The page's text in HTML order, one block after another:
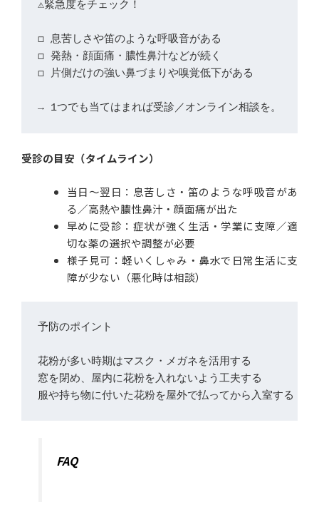
◻︎ 息苦しさや笛のような呼吸音がある
◻︎ 発熱・顔面痛・膿性鼻汁などが続く
◻︎ 片側だけの強い鼻づまりや嗅覚低下がある
→ 1つでも当てはまれば受診／オンライン相談を。
受診の目安（タイムライン）
当日〜翌日：息苦しさ・笛のような呼吸音があ
る／高熱や膿性鼻汁・顔面痛が出た
早めに受診：症状が強く生活・学業に支障／適
切な薬の選択や調整が必要
様子見可：軽いくしゃみ・鼻水で日常生活に支
障が少ない（悪化時は相談）
予防のポイント
花粉が多い時期はマスク・メガネを活用する
窓を閉め、屋内に花粉を入れないよう工夫する
FAQ